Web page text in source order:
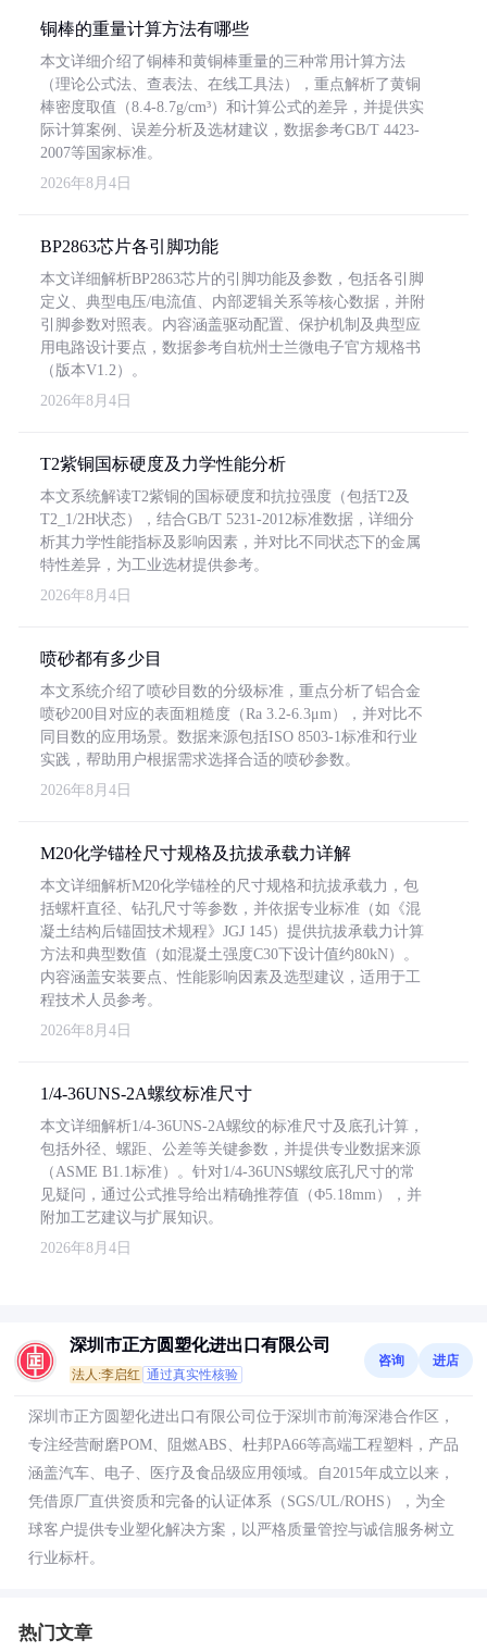
铜棒的重量计算方法有哪些
本文详细介绍了铜棒和黄铜棒重量的三种常用计算方法
（理论公式法、查表法、在线工具法），重点解析了黄铜
棒密度取值（8.4-8.7g/cm³）和计算公式的差异，并提供实
际计算案例、误差分析及选材建议，数据参考GB/T 4423-
2007等国家标准。
2026年8月4日
BP2863芯片各引脚功能
本文详细解析BP2863芯片的引脚功能及参数，包括各引脚
定义、典型电压/电流值、内部逻辑关系等核心数据，并附
引脚参数对照表。内容涵盖驱动配置、保护机制及典型应
用电路设计要点，数据参考自杭州士兰微电子官方规格书
（版本V1.2）。
2026年8月4日
T2紫铜国标硬度及力学性能分析
本文系统解读T2紫铜的国标硬度和抗拉强度（包括T2及
T2_1/2H状态），结合GB/T 5231-2012标准数据，详细分
析其力学性能指标及影响因素，并对比不同状态下的金属
特性差异，为工业选材提供参考。
2026年8月4日
喷砂都有多少目
本文系统介绍了喷砂目数的分级标准，重点分析了铝合金
喷砂200目对应的表面粗糙度（Ra 3.2-6.3μm），并对比不
同目数的应用场景。数据来源包括ISO 8503-1标准和行业
实践，帮助用户根据需求选择合适的喷砂参数。
2026年8月4日
M20化学锚栓尺寸规格及抗拔承载力详解
本文详细解析M20化学锚栓的尺寸规格和抗拔承载力，包
括螺杆直径、钻孔尺寸等参数，并依据专业标准（如《混
凝土结构后锚固技术规程》JGJ 145）提供抗拔承载力计算
方法和典型数值（如混凝土强度C30下设计值约80kN）。
内容涵盖安装要点、性能影响因素及选型建议，适用于工
程技术人员参考。
2026年8月4日
1/4-36UNS-2A螺纹标准尺寸
本文详细解析1/4-36UNS-2A螺纹的标准尺寸及底孔计算，
包括外径、螺距、公差等关键参数，并提供专业数据来源
（ASME B1.1标准）。针对1/4-36UNS螺纹底孔尺寸的常
见疑问，通过公式推导给出精确推荐值（Φ5.18mm），并
附加工艺建议与扩展知识。
2026年8月4日
深圳市正方圆塑化进出口有限公司
法人:李启红 通过真实性核验
咨询 进店
深圳市正方圆塑化进出口有限公司位于深圳市前海深港合作区，
专注经营耐磨POM、阻燃ABS、杜邦PA66等高端工程塑料，产品
涵盖汽车、电子、医疗及食品级应用领域。自2015年成立以来，
凭借原厂直供资质和完备的认证体系（SGS/UL/ROHS），为全
球客户提供专业塑化解决方案，以严格质量管控与诚信服务树立
行业标杆。
热门文章